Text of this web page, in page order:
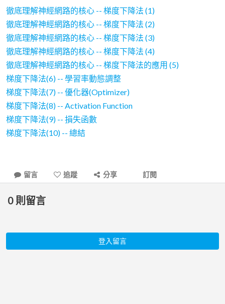
徹底理解神經網路的核心 -- 梯度下降法 (1)
徹底理解神經網路的核心 -- 梯度下降法 (2)
徹底理解神經網路的核心 -- 梯度下降法 (3)
徹底理解神經網路的核心 -- 梯度下降法 (4)
徹底理解神經網路的核心 -- 梯度下降法的應用 (5)
梯度下降法(6) -- 學習率動態調整
梯度下降法(7) -- 優化器(Optimizer)
梯度下降法(8) -- Activation Function
梯度下降法(9) -- 損失函數
梯度下降法(10) -- 總結
留言 追蹤 分享 訂閱
0 則留言
登入留言